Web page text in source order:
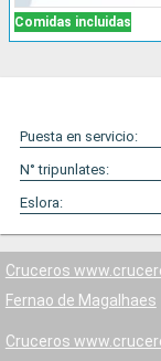
Comidas incluidas
Puesta en servicio:
N° tripunlates:
Eslora:
Cruceros
Fernao de Magalhaes
Cruceros